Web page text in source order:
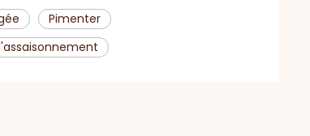
Pimenter